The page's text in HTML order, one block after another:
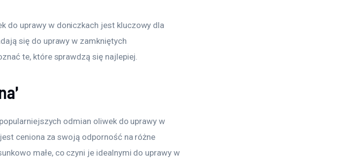
do uprawy w doniczkach jest kluczowy dla
się do uprawy w zamkniętych
te, które sprawdzą się najlepiej.
odmian oliwek do uprawy w
ceniona za swoją odporność na różne
małe, co czyni je idealnymi do uprawy w